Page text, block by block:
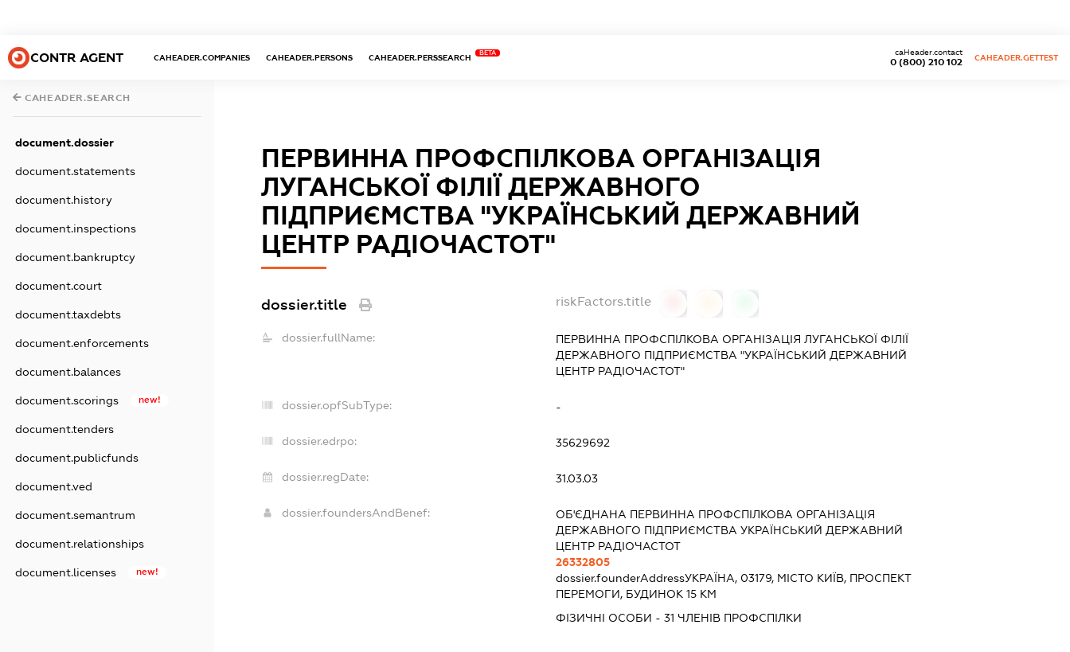
CONTR AGENT CAHEADER.COMPANIES CAHEADER.PERSONS CAHEADER.PERSSEARCH
BETA
0 (800) 210 102
caHeader.contact
CAHEADER.GETTEST
CAHEADER.SEARCH
document.dossier
document.statements
document.history
document.inspections
document.bankruptcy
document.court
document.taxdebts
document.enforcements
document.balances
document.scorings new!
document.tenders
document.publicfunds
document.ved
document.semantrum
document.relationships
document.licenses new!
ПЕРВИННА ПРОФСПІЛКОВА ОРГАНІЗАЦІЯ
ЛУГАНСЬКОЇ ФІЛІЇ ДЕРЖАВНОГО
ПІДПРИЄМСТВА "УКРАЇНСЬКИЙ ДЕРЖАВНИЙ
ЦЕНТР РАДІОЧАСТОТ"
dossier.title riskFactors.title
dossier.fullName:
ПЕРВИННА ПРОФСПІЛКОВА ОРГАНІЗАЦІЯ ЛУГАНСЬКОЇ ФІЛІЇ
ДЕРЖАВНОГО ПІДПРИЄМСТВА "УКРАЇНСЬКИЙ ДЕРЖАВНИЙ
ЦЕНТР РАДІОЧАСТОТ"
dossier.opfSubType: -
dossier.edrpo: 35629692
dossier.regDate: 31.03.03
dossier.foundersAndBenef:
ОБ'ЄДНАНА ПЕРВИННА ПРОФСПІЛКОВА ОРГАНІЗАЦІЯ
ДЕРЖАВНОГО ПІДПРИЄМСТВА УКРАЇНСЬКИЙ ДЕРЖАВНИЙ
ЦЕНТР РАДІОЧАСТОТ
26332805
dossier.founderAddressУКРАЇНА, 03179, МІСТО КИЇВ, ПРОСПЕКТ
ПЕРЕМОГИ, БУДИНОК 15 КМ
ФІЗИЧНІ ОСОБИ - 31 ЧЛЕНІВ ПРОФСПІЛКИ